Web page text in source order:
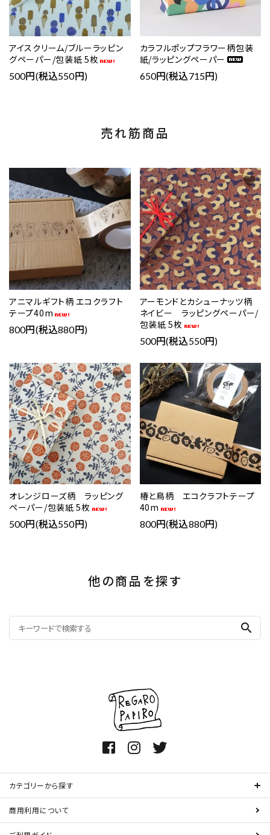
アイスクリーム/ブルーラッピン
グペーパー/包装紙 5枚
500円(税込550円)
カラフルポップフラワー柄包装
紙/ラッピングペーパー
650円(税込715円)
売れ筋商品
アニマルギフト柄 エコクラフト
テープ40m
800円(税込880円)
favorite
アーモンドとカシューナッツ柄
ネイビー ラッピングペーパー/
包装紙 5枚
500円(税込550円)
favorite
オレンジローズ柄 ラッピング
ペーパー/包装紙 5枚
500円(税込550円)
favorite
椿と鳥柄 エコクラフトテープ
40m
800円(税込880円)
favorite
他の商品を探す
search
カテゴリーから探す
商用利用について